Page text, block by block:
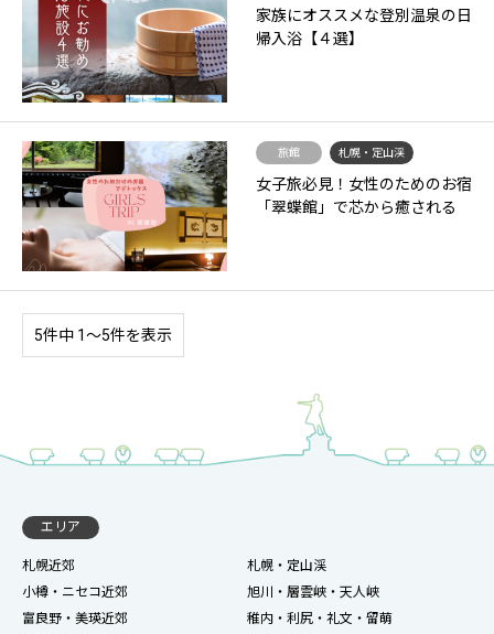
家族にオススメな登別温泉の日
帰入浴【４選】
旅館 札幌・定山渓
女子旅必見！女性のためのお宿
「翠蝶館」で芯から癒される
5件中 1〜5件を表示
エリア
札幌近郊
札幌・定山渓
小樽・ニセコ近郊
旭川・層雲峡・天人峡
富良野・美瑛近郊
稚内・利尻・礼文・留萌